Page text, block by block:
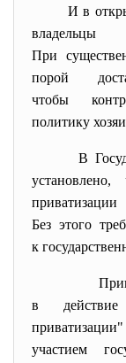
И в
владельцы
При
порой
чтобы
политику
В
Без этого
к
в действие
участием